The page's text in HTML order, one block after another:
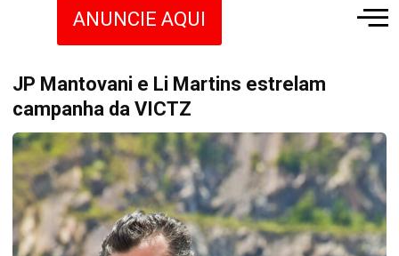
ANUNCIE AQUI
JP Mantovani e Li Martins estrelam
campanha da VICTZ